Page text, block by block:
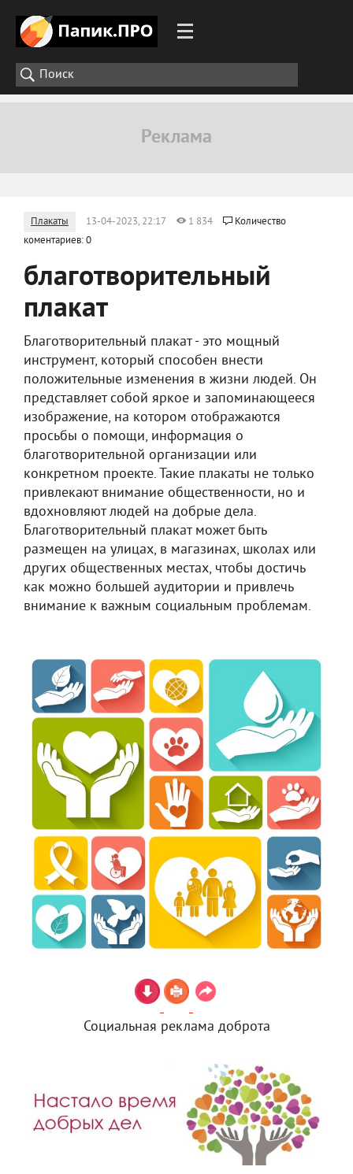
Плакаты 13-04-2023, 22:17 1 834
Количество
коментариев: 0
благотворительный
плакат
Благотворительный плакат - это мощный
инструмент, который способен внести
положительные изменения в жизни людей. Он
представляет собой яркое и запоминающееся
изображение, на котором отображаются
просьбы о помощи, информация о
благотворительной организации или
конкретном проекте. Такие плакаты не только
привлекают внимание общественности, но и
вдохновляют людей на добрые дела.
Благотворительный плакат может быть
размещен на улицах, в магазинах, школах или
других общественных местах, чтобы достичь
как можно большей аудитории и привлечь
внимание к важным социальным проблемам.
Социальная реклама доброта